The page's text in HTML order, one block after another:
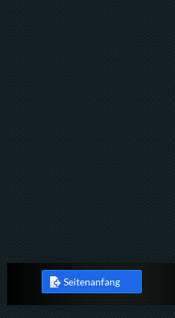
Seitenanfang